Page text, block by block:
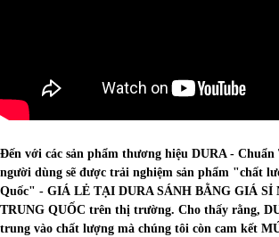
Đến với các sản phẩm thương hiệu DURA -
người dùng sẽ được trải nghiệm sản phẩm "chất
Quốc" - GIÁ LẺ TẠI DURA SÁNH BẰNG GIÁ SỈ
TRUNG QUỐC trên thị trường. Cho thấy rằng,
trung vào chất lượng mà chúng tôi còn cam kết